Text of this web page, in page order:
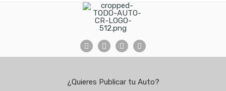
¿Quieres Publicar tu Auto?